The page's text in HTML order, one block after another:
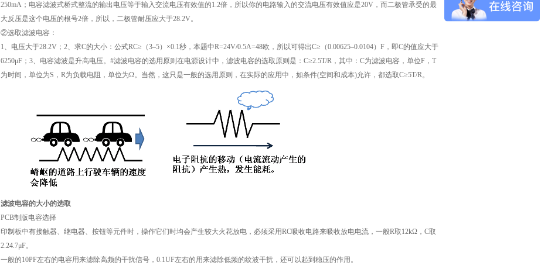
250mA；电容滤波式桥式整流的输出电压等于输入交流电压有效值的1.2倍，所以你的电路输入的交流电压有效值应是20V，而二极管承受的最
大反压是这个电压的根号2倍，所以，二极管耐压应大于28.2V。
②选取滤波电容：
1、电压大于28.2V；2、求C的大小：公式RC≥（3–5）×0.1秒，本题中R=24V/0.5A=48欧，所以可得出C≥（0.00625–0.0104）F，即C的值应大于
6250μF；3、电容滤波是升高电压。#滤波电容的选用原则在电源设计中，滤波电容的选取原则是：C≥2.5T/R，其中：C为滤波电容，单位F，T
为时间，单位为S，R为负载电阻，单位为Ω。当然，这只是一般的选用原则，在实际的应用中，如条件(空间和成本)允许，都选取C≥5T/R。
滤波电容的大小的选取
PCB制版电容选择
印制板中有接触器、继电器、按钮等元件时，操作它们时均会产生较大火花放电，必须采用RC吸收电路来吸收放电电流，一般R取12kΩ，C取
2.24.7μF。
一般的10PF左右的电容用来滤除高频的干扰信号，0.1UF左右的用来滤除低频的纹波干扰，还可以起到稳压的作用。